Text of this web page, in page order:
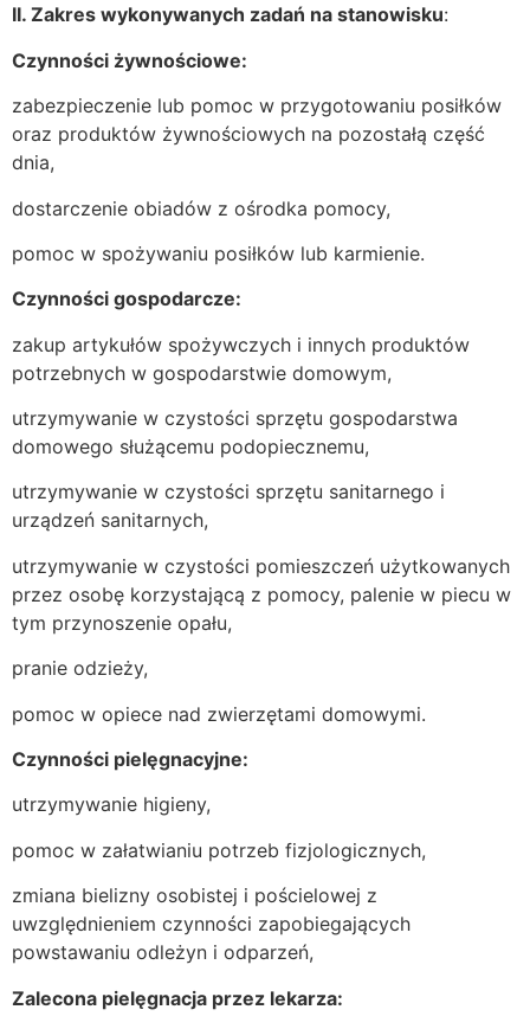
II. Zakres wykonywanych zadań na stanowisku:
Czynności żywnościowe:
zabezpieczenie lub pomoc w przygotowaniu posiłków
oraz produktów żywnościowych na pozostałą część
dnia,
dostarczenie obiadów z ośrodka pomocy,
pomoc w spożywaniu posiłków lub karmienie.
Czynności gospodarcze:
zakup artykułów spożywczych i innych produktów
potrzebnych w gospodarstwie domowym,
utrzymywanie w czystości sprzętu gospodarstwa
domowego służącemu podopiecznemu,
utrzymywanie w czystości sprzętu sanitarnego i
urządzeń sanitarnych,
utrzymywanie w czystości pomieszczeń użytkowanych
przez osobę korzystającą z pomocy, palenie w piecu w
tym przynoszenie opału,
pranie odzieży,
pomoc w opiece nad zwierzętami domowymi.
Czynności pielęgnacyjne:
utrzymywanie higieny,
pomoc w załatwianiu potrzeb fizjologicznych,
zmiana bielizny osobistej i pościelowej z
uwzględnieniem czynności zapobiegających
powstawaniu odleżyn i odparzeń,
Zalecona pielęgnacja przez lekarza: